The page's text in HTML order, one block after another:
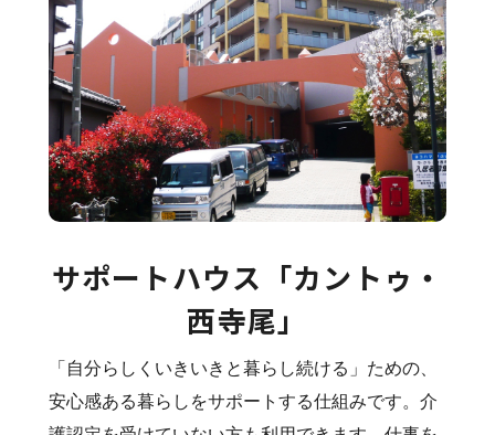
サポートハウス「カントゥ・
西寺尾」
「自分らしくいきいきと暮らし続ける」ための、
安心感ある暮らしをサポートする仕組みです。介